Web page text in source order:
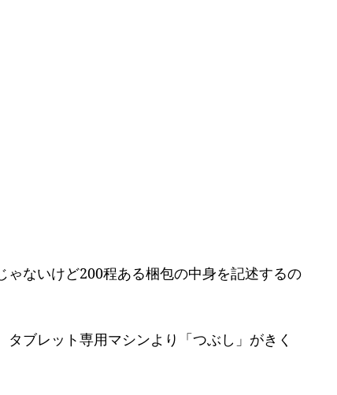
ないけど200程ある梱包の中身を記述するの
ブレット専用マシンより「つぶし」がきく